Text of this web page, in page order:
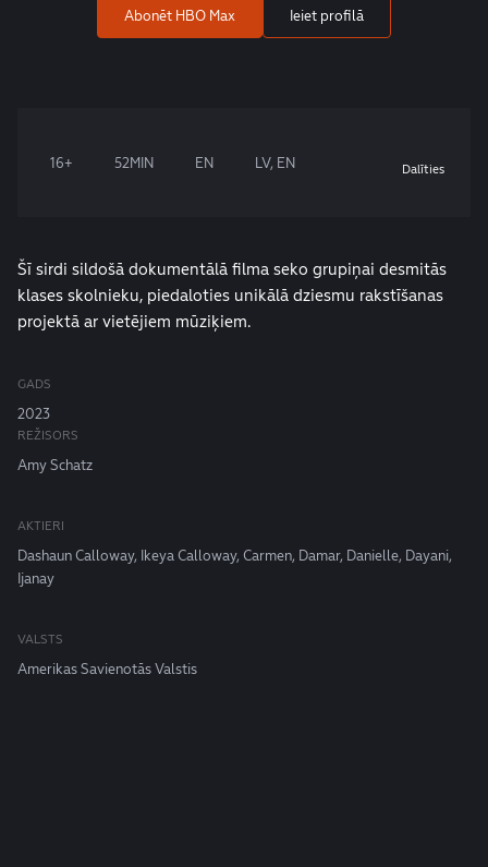
Abonēt HBO Max Ieiet profilā
16+ 52MIN EN LV, EN Dalīties
Šī sirdi sildošā dokumentālā filma seko grupiņai desmitās
klases skolnieku, piedaloties unikālā dziesmu rakstīšanas
projektā ar vietējiem mūziķiem.
GADS
2023
REŽISORS
Amy Schatz
AKTIERI
Dashaun Calloway, Ikeya Calloway, Carmen, Damar, Danielle, Dayani,
Ijanay
VALSTS
Amerikas Savienotās Valstis